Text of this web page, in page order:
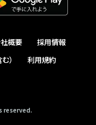
概要
採用情報
）
利用規約
reserved.